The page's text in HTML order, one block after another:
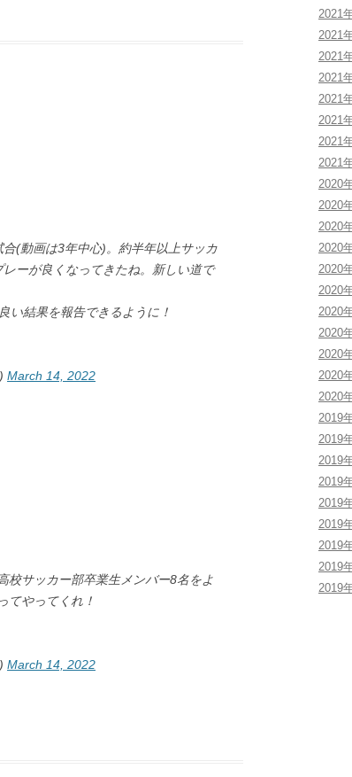
(動画は3年中心)。約半年以上サッカ
ーが良くなってきたね。新しい道で
い結果を報告できるように！
March 14, 2022
校サッカー部卒業生メンバー8名をよ
てやってくれ！
March 14, 2022
2021
2021
2021
2021
2021
2021
2021
2021
2020
2020
2020
2020
2020
2020
2020
2020
2020
2020
2020
2019
2019
2019
2019
2019
2019
2019
2019
2019